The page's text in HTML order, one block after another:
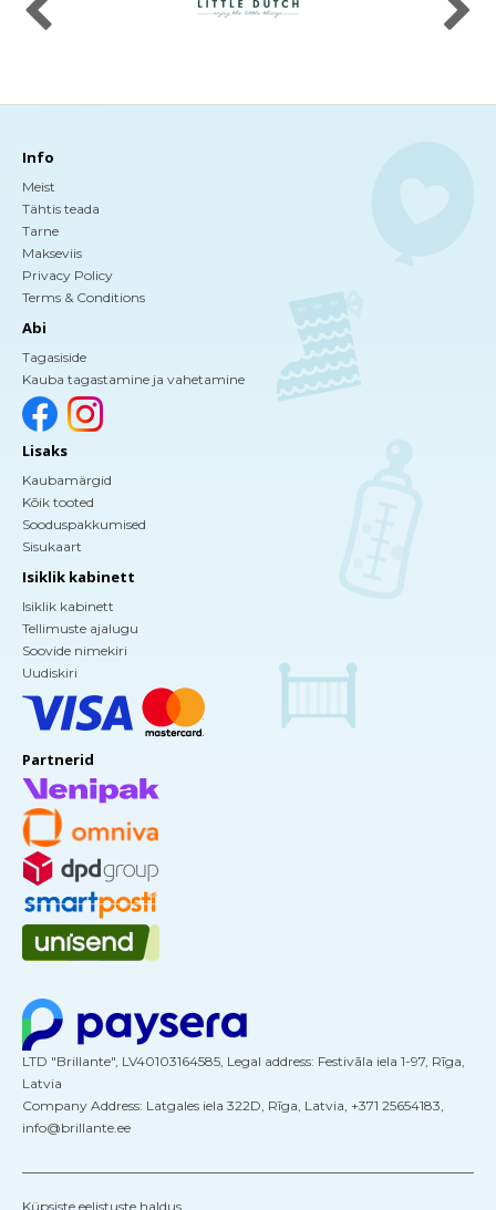
Info
Meist
Tähtis teada
Tarne
Makseviis
Privacy Policy
Terms & Conditions
Abi
Tagasiside
Kauba tagastamine ja vahetamine
Lisaks
Kaubamärgid
Kõik tooted
Sooduspakkumised
Sisukaart
Isiklik kabinett
Isiklik kabinett
Tellimuste ajalugu
Soovide nimekiri
Uudiskiri
Partnerid
LTD "Brillante", LV40103164585, Legal address: Festivāla iela 1-97, Rīga,
Latvia
Company Address: Latgales iela 322D, Rīga, Latvia, +371 25654183,
info@brillante.ee
Küpsiste eelistuste haldus